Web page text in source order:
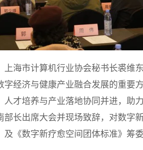
上海市计算机行业协会秘书长裘维
字经济与健康产业融合发展的重要
人才培养与产业落地协同并进，助
部长出席大会并现场致辞，对数字
及《数字新疗愈空间团体标准》筹